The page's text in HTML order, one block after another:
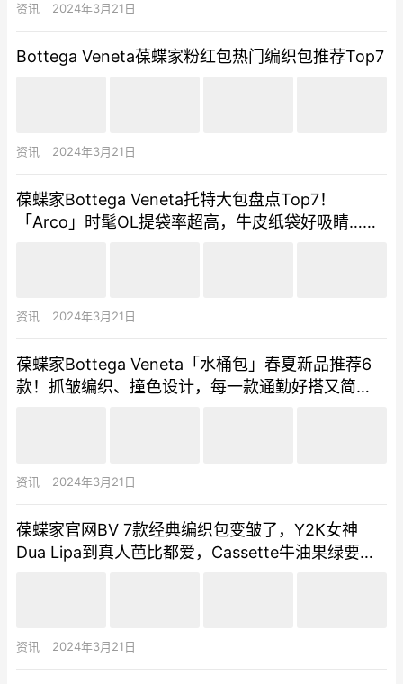
资讯 2024年3月21日
Bottega Veneta葆蝶家粉红包热门编织包推荐Top7
资讯 2024年3月21日
葆蝶家Bottega Veneta托特大包盘点Top7！
「Arco」时髦OL提袋率超高，牛皮纸袋好吸睛…每
资讯 2024年3月21日
葆蝶家Bottega Veneta「水桶包」春夏新品推荐6
款！抓皱编织、撞色设计，每一款通勤好搭又简
资讯 2024年3月21日
葆蝶家官网BV 7款经典编织包变皱了，Y2K女神
Dua Lipa到真人芭比都爱，Cassette牛油果绿要抢
资讯 2024年3月21日